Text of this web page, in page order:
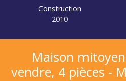
Construction
2010
Maison
vendre, 4 pièces -